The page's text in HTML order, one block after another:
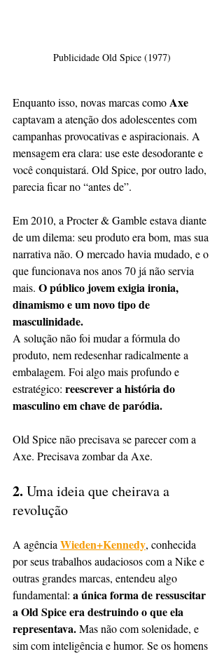
Publicidade Old Spice (1977)
Enquanto isso, novas marcas como Axe
captavam a atenção dos adolescentes com
campanhas provocativas e aspiracionais. A
mensagem era clara: use este desodorante e
você conquistará. Old Spice, por outro lado,
parecia ficar no “antes de”.
Em 2010, a Procter & Gamble estava diante
de um dilema: seu produto era bom, mas sua
narrativa não. O mercado havia mudado, e o
que funcionava nos anos 70 já não servia
mais. O público jovem exigia ironia,
dinamismo e um novo tipo de
masculinidade.
A solução não foi mudar a fórmula do
produto, nem redesenhar radicalmente a
embalagem. Foi algo mais profundo e
estratégico: reescrever a história do
masculino em chave de paródia.
Old Spice não precisava se parecer com a
Axe. Precisava zombar da Axe.
2. Uma ideia que cheirava a
revolução
A agência Wieden+Kennedy, conhecida
por seus trabalhos audaciosos com a Nike e
outras grandes marcas, entendeu algo
fundamental: a única forma de ressuscitar
a Old Spice era destruindo o que ela
representava. Mas não com solenidade, e
sim com inteligência e humor. Se os homens